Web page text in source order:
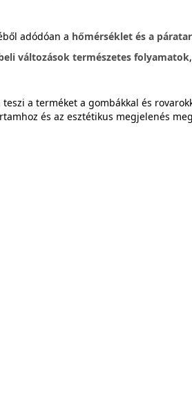
adódóan a hőmérséklet és a
változások természetes folyamatok
a terméket a gombákkal és
és az esztétikus megjelenés